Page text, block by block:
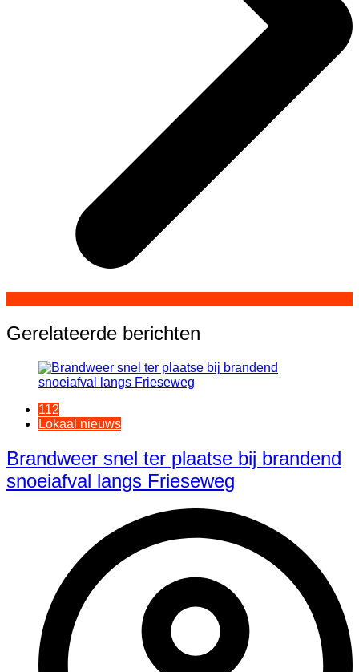
Gerelateerde berichten
112
Lokaal nieuws
Brandweer snel ter plaatse bij brandend
snoeiafval langs Frieseweg